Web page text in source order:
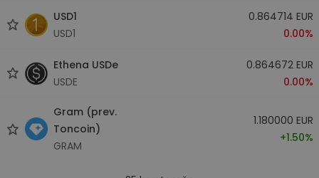
USD1
USD1
0.864714 EUR
0.00%
Ethena USDe
USDE
0.864672 EUR
0.00%
Gram (prev.
Toncoin)
GRAM
1.180000 EUR
+1.50%